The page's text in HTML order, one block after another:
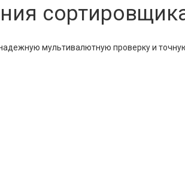
мультивалютную проверку и